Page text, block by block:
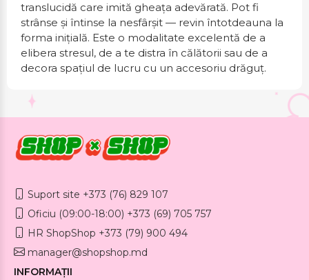
translucidă care imită gheața adevărată. Pot fi
strânse și întinse la nesfârșit — revin întotdeauna la
forma inițială. Este o modalitate excelentă de a
elibera stresul, de a te distra în călătorii sau de a
decora spațiul de lucru cu un accesoriu drăguț.
Suport site +373 (76) 829 107
Oficiu (09:00-18:00) +373 (69) 705 757
HR ShopShop +373 (79) 900 494
manager@shopshop.md
INFORMAȚII